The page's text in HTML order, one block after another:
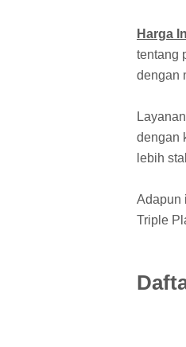
Harga
tentang
dengan
dengan
lebih
Adapun
Triple